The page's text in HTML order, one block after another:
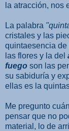
la atracción, nos
La palabra
cristales y las
quintaesencia de
las flores y la del
fuego son las
su sabiduría y
ellas es la
Me pregunto
pensar que no
material, lo de